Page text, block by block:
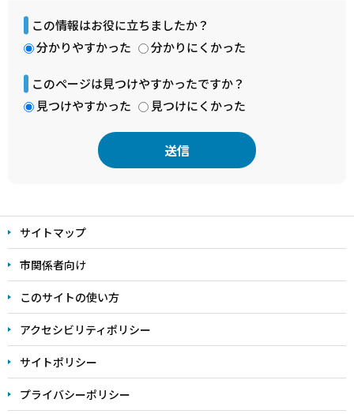
この情報はお役に立ちましたか？
分かりやすかった
分かりにくかった
このページは見つけやすかったですか？
見つけやすかった
見つけにくかった
文
こ
こ
ま
で
サイトマップ
市関係者向け
このサイトの使い方
アクセシビリティポリシー
サイトポリシー
プライバシーポリシー